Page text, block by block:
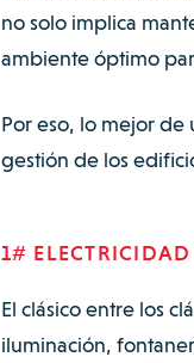
no solo implica
ambiente óptimo
Por eso, lo mejor de
gestión de los
1#
El clásico entre los
iluminación,